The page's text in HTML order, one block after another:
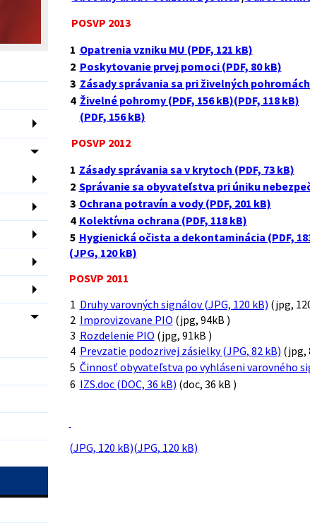
POSVP 2013
1 Opatrenia vzniku MU (PDF, 121 kB)
2 Poskytovanie prvej pomoci (PDF, 80 kB)
3 Zásady správania sa pri živelných pohromách
4 Živelné pohromy (PDF, 156 kB)(PDF, 118 kB)
(PDF, 156 kB)
POSVP 2012
1 Zásady správania sa v krytoch (PDF, 73 kB)
2 Správanie sa obyvateľstva pri úniku
3 Ochrana potravín a vody (PDF, 201 kB)
4 Kolektívna ochrana (PDF, 118 kB)
5 Hygienická očista a dekontaminácia (PDF,
(JPG, 120 kB)
POSVP 2011
1 Druhy varovných signálov (JPG, 120 kB) (jpg,
2 Improvizovane PIO (jpg, 94kB )
3 Rozdelenie PIO (jpg, 91kB )
4 Prevzatie podozrivej zásielky (JPG, 82 kB) (jpg,
5 Činnosť obyvateľstva po vyhláseni varovného
6 IZS.doc (DOC, 36 kB) (doc, 36 kB )
(JPG, 120 kB)(JPG, 120 kB)